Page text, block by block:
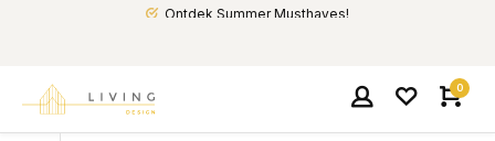
Ontdek Summer Musthaves!
0